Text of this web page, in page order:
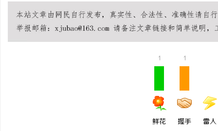
1
鲜花
1
握手 雷人